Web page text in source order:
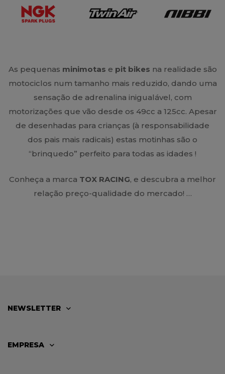
As pequenas minimotas e pit bikes na realidade são
motociclos num tamanho mais reduzido, dando uma
sensação de adrenalina inigualável, com
motorizações que vão desde os 49cc a 125cc. Apesar
de desenhadas para crianças (à responsabilidade
dos pais mais radicais) estas motinhas são o
“brinquedo” perfeito para todas as idades !
Conheça a marca TOX RACING, e descubra a melhor
relação preço-qualidade do mercado! …
NEWSLETTER
EMPRESA